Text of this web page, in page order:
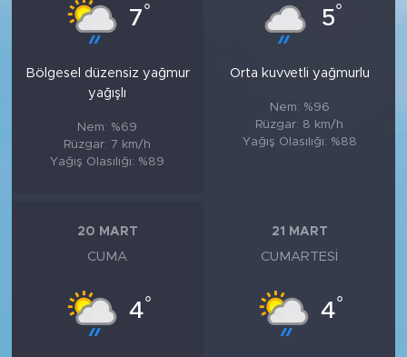
7°
Bölgesel düzensiz yağmur
yağışlı
Nem: %69
Rüzgar: 7 km/h
Yağış Olasılığı: %89
5°
Orta kuvvetli yağmurlu
Nem: %96
Rüzgar: 8 km/h
Yağış Olasılığı: %88
20 MART
CUMA
4°
21 MART
CUMARTESI
4°